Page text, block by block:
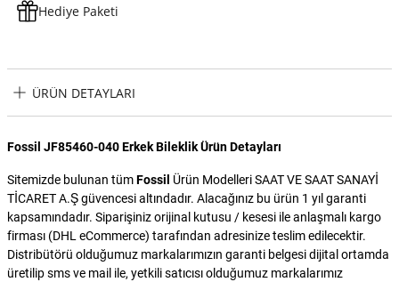
Hediye Paketi
ÜRÜN DETAYLARI
Fossil JF85460-040 Erkek Bileklik Ürün Detayları
Sitemizde bulunan tümFossil Ürün Modelleri SAAT VE SAAT SANAYİ
TİCARET A.Ş güvencesi altındadır. Alacağınız bu ürün 1 yıl garanti
kapsamındadır. Siparişiniz orijinal kutusu / kesesi ile anlaşmalı kargo
firması (DHL eCommerce) tarafından adresinize teslim edilecektir.
Distribütörü olduğumuz markalarımızın garanti belgesi dijital ortamda
üretilip sms ve mail ile, yetkili satıcısı olduğumuz markalarımız